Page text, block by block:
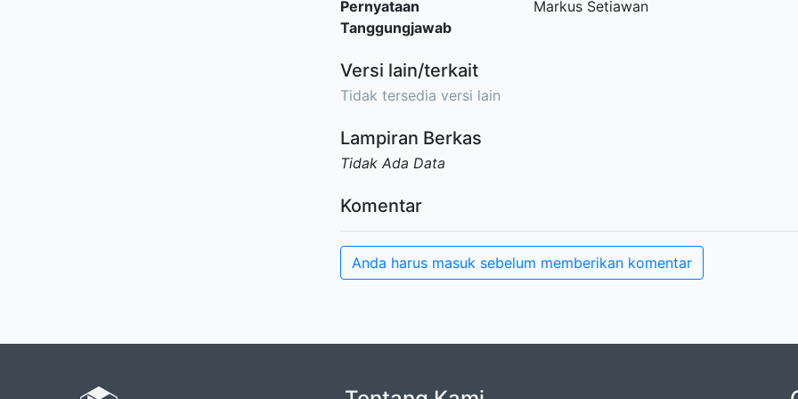
Pernyataan
Tanggungjawab
Markus Setiawan
Versi lain/terkait
Tidak tersedia versi lain
Lampiran Berkas
Tidak Ada Data
Komentar
Anda harus masuk sebelum memberikan komentar